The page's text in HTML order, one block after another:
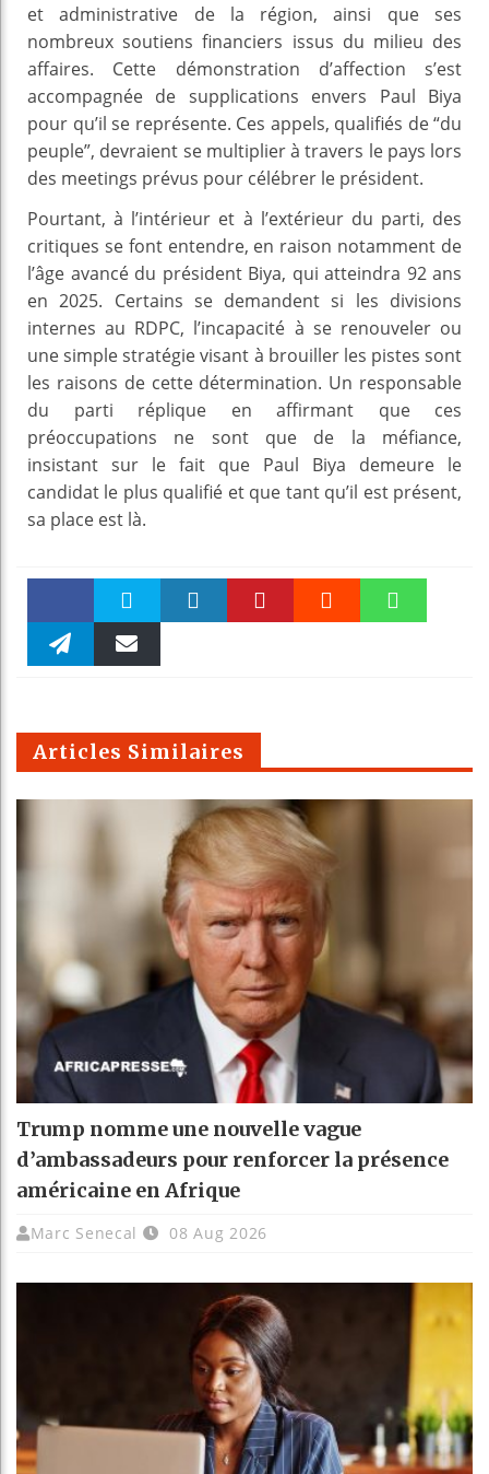
et administrative de la région, ainsi que ses
nombreux soutiens financiers issus du milieu des
affaires. Cette démonstration d’affection s’est
accompagnée de supplications envers Paul Biya
pour qu’il se représente. Ces appels, qualifiés de “du
peuple”, devraient se multiplier à travers le pays lors
des meetings prévus pour célébrer le président.
Pourtant, à l’intérieur et à l’extérieur du parti, des
critiques se font entendre, en raison notamment de
l’âge avancé du président Biya, qui atteindra 92 ans
en 2025. Certains se demandent si les divisions
internes au RDPC, l’incapacité à se renouveler ou
une simple stratégie visant à brouiller les pistes sont
les raisons de cette détermination. Un responsable
du parti réplique en affirmant que ces
préoccupations ne sont que de la méfiance,
insistant sur le fait que Paul Biya demeure le
candidat le plus qualifié et que tant qu’il est présent,
sa place est là.
Faceboo Twitter
m
Articles Similaires
Trump nomme une nouvelle vague
d’ambassadeurs pour renforcer la présence
américaine en Afrique
Marc Senecal 08 Aug 2026